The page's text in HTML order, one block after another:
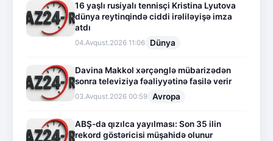
16 yaşlı rusiyalı tennisçi Kristina Lyutova
dünya reytinqində ciddi irəliləyişə imza
atdı
04.Avqust.2026 11:06 Dünya
Davina Makkol xərçənglə mübarizədən
sonra televiziya fəaliyyətinə fasilə verir
03.Avqust.2026 00:59 Avropa
ABŞ-da qızılca yayılması: Son 35 ilin
rekord göstəricisi müşahidə olunur